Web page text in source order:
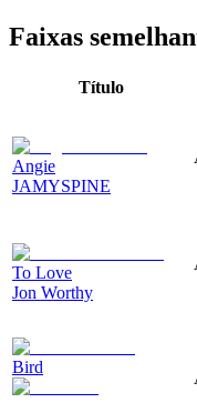
Faixas
Título
Angie
JAMYSPINE
To Love
Jon Worthy
Bird